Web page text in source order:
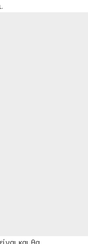
και θα